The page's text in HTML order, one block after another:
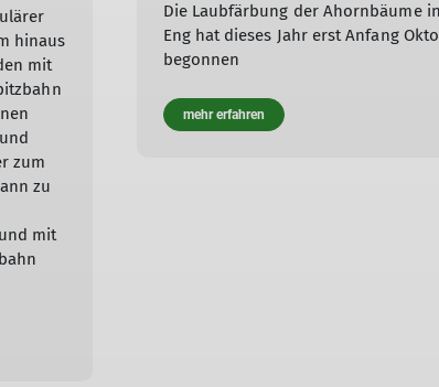
hinaus
mit
zum
zu
mit
Die Laubfärbung der Ahornbäume
Eng hat dieses Jahr erst Anfang
begonnen
mehr erfahren